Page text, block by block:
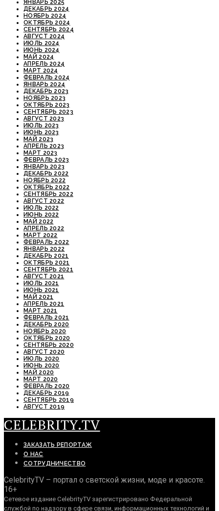
ЯНВАРЬ 2025
ДЕКАБРЬ 2024
НОЯБРЬ 2024
ОКТЯБРЬ 2024
СЕНТЯБРЬ 2024
АВГУСТ 2024
ИЮЛЬ 2024
ИЮНЬ 2024
МАЙ 2024
АПРЕЛЬ 2024
МАРТ 2024
ФЕВРАЛЬ 2024
ЯНВАРЬ 2024
ДЕКАБРЬ 2023
НОЯБРЬ 2023
ОКТЯБРЬ 2023
СЕНТЯБРЬ 2023
АВГУСТ 2023
ИЮЛЬ 2023
ИЮНЬ 2023
МАЙ 2023
АПРЕЛЬ 2023
МАРТ 2023
ФЕВРАЛЬ 2023
ЯНВАРЬ 2023
ДЕКАБРЬ 2022
НОЯБРЬ 2022
ОКТЯБРЬ 2022
СЕНТЯБРЬ 2022
АВГУСТ 2022
ИЮЛЬ 2022
ИЮНЬ 2022
МАЙ 2022
АПРЕЛЬ 2022
МАРТ 2022
ФЕВРАЛЬ 2022
ЯНВАРЬ 2022
ДЕКАБРЬ 2021
ОКТЯБРЬ 2021
СЕНТЯБРЬ 2021
АВГУСТ 2021
ИЮЛЬ 2021
ИЮНЬ 2021
МАЙ 2021
АПРЕЛЬ 2021
МАРТ 2021
ФЕВРАЛЬ 2021
ДЕКАБРЬ 2020
НОЯБРЬ 2020
ОКТЯБРЬ 2020
СЕНТЯБРЬ 2020
АВГУСТ 2020
ИЮЛЬ 2020
ИЮНЬ 2020
МАЙ 2020
МАРТ 2020
ФЕВРАЛЬ 2020
ДЕКАБРЬ 2019
СЕНТЯБРЬ 2019
АВГУСТ 2019
CELEBRITY.TV
ЗАКАЗАТЬ РЕПОРТАЖ
О НАС
СОТРУДНИЧЕСТВО
CelebrityTV – портал о светской жизни, моде и красоте.
16+
Сетевое издание CelebrityTV зарегистрировано Федеральной
службой по надзору в сфере связи, информационных технологий и